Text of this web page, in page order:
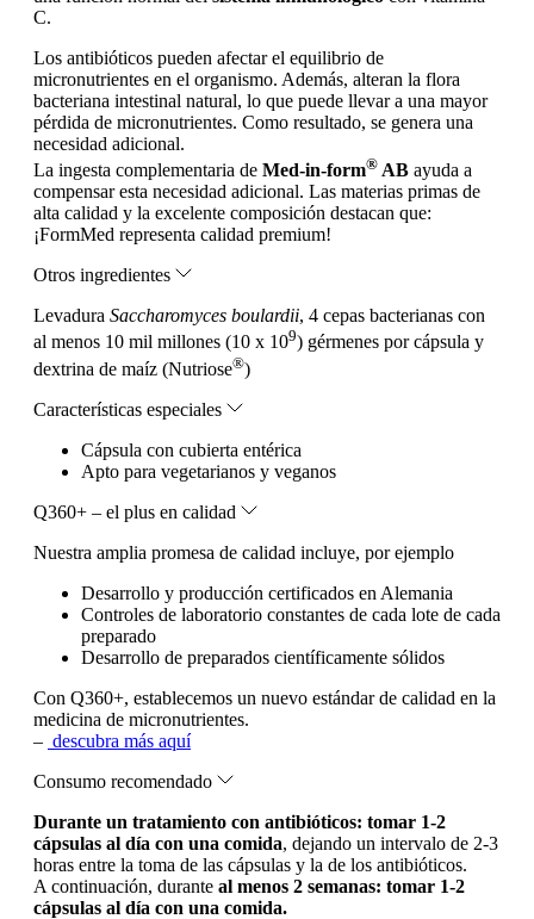
C.
Los antibióticos pueden afectar el equilibrio de
micronutrientes en el organismo. Además, alteran la flora
bacteriana intestinal natural, lo que puede llevar a una mayor
pérdida de micronutrientes. Como resultado, se genera una
necesidad adicional.
La ingesta complementaria de Med-in-form® AB ayuda a
compensar esta necesidad adicional. Las materias primas de
alta calidad y la excelente composición destacan que:
¡FormMed representa calidad premium!
Otros ingredientes
Levadura Saccharomyces boulardii, 4 cepas bacterianas con
al menos 10 mil millones (10 x 109) gérmenes por cápsula y
dextrina de maíz (Nutriose®)
Características especiales
Cápsula con cubierta entérica
Apto para vegetarianos y veganos
Q360+ – el plus en calidad
Nuestra amplia promesa de calidad incluye, por ejemplo
Desarrollo y producción certificados en Alemania
Controles de laboratorio constantes de cada lote de cada
preparado
Desarrollo de preparados científicamente sólidos
Con Q360+, establecemos un nuevo estándar de calidad en la
medicina de micronutrientes.
– descubra más aquí
Consumo recomendado
Durante un tratamiento con antibióticos: tomar 1-2
cápsulas al día con una comida, dejando un intervalo de 2-3
horas entre la toma de las cápsulas y la de los antibióticos.
A continuación, durante al menos 2 semanas: tomar 1-2
cápsulas al día con una comida.